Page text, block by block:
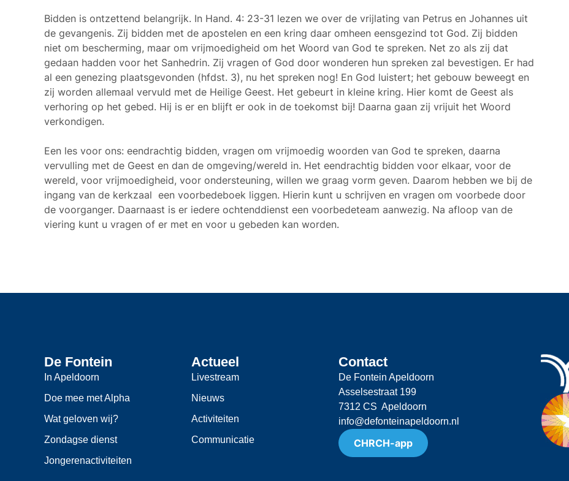
Bidden is ontzettend belangrijk. In Hand. 4: 23-31 lezen we over de vrijlating van Petrus en Johannes uit
de gevangenis. Zij bidden met de apostelen en een kring daar omheen eensgezind tot God. Zij bidden
niet om bescherming, maar om vrijmoedigheid om het Woord van God te spreken. Net zo als zij dat
gedaan hadden voor het Sanhedrin. Zij vragen of God door wonderen hun spreken zal bevestigen. Er had
al een genezing plaatsgevonden (hfdst. 3), nu het spreken nog! En God luistert; het gebouw beweegt en
zij worden allemaal vervuld met de Heilige Geest. Het gebeurt in kleine kring. Hier komt de Geest als
verhoring op het gebed. Hij is er en blijft er ook in de toekomst bij! Daarna gaan zij vrijuit het Woord
verkondigen.
Een les voor ons: eendrachtig bidden, vragen om vrijmoedig woorden van God te spreken, daarna
vervulling met de Geest en dan de omgeving/wereld in. Het eendrachtig bidden voor elkaar, voor de
wereld, voor vrijmoedigheid, voor ondersteuning, willen we graag vorm geven. Daarom hebben we bij de
ingang van de kerkzaal een voorbedeboek liggen. Hierin kunt u schrijven en vragen om voorbede door
de voorganger. Daarnaast is er iedere ochtenddienst een voorbedeteam aanwezig. Na afloop van de
viering kunt u vragen of er met en voor u gebeden kan worden.
De Fontein
In Apeldoorn
Doe mee met Alpha
Wat geloven wij?
Zondagse dienst
Jongerenactiviteiten
Actueel
Livestream
Nieuws
Activiteiten
Communicatie
Contact
De Fontein Apeldoorn
Asselsestraat 199
7312 CS Apeldoorn
info@defonteinapeldoorn.nl
CHRCH-app